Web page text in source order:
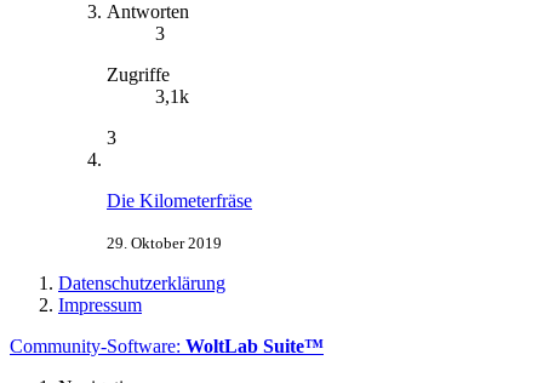
Antworten
3
Zugriffe
3,1k
3
Die Kilometerfräse
29. Oktober 2019
Datenschutzerklärung
Impressum
Community-Software: WoltLab Suite™